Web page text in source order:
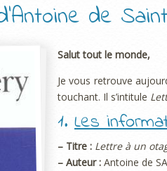
de
Salut tout le monde,
Je vous retrouve
touchant. Il s’intitule
1. Les
– Titre : Lettre à un
– Auteur : Antoine de